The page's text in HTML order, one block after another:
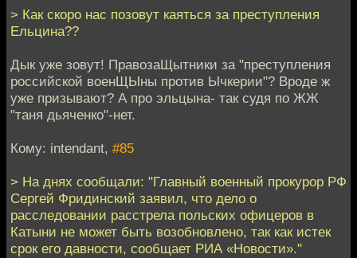
> Как скоро нас позовут каяться за преступления
Ельцина??
Дык уже зовут! ПравозаЩытники за "преступления
российской военЩЫны против Ычкерии"? Вроде ж
уже призывают? А про эльцына- так судя по ЖЖ
"таня дьяченко"-нет.
Кому: intendant, #85
> На днях сообщали: "Главный военный прокурор РФ
Сергей Фридинский заявил, что дело о
расследовании расстрела польских офицеров в
Катыни не может быть возобновлено, так как истек
срок его давности, сообщает РИА «Новости»."